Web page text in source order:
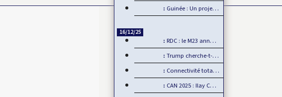
Guinée : Un projet minier américain défie l’influence chinoise
16/12/25
RDC : le M23 annonce un retrait d’Uvira, mais…
Trump cherche-t-il à se payer la tête de la BBC ?
Connectivité totale Dakar-AIBD avec le TER : L’APIX annonce…
CAN 2025 : Ilay CAMARA forfait, Mamadou Lamine CAMARA…